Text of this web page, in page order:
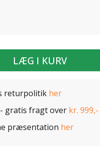
LÆG I KURV
returpolitik her
- gratis fragt over kr. 999,-
præsentation her